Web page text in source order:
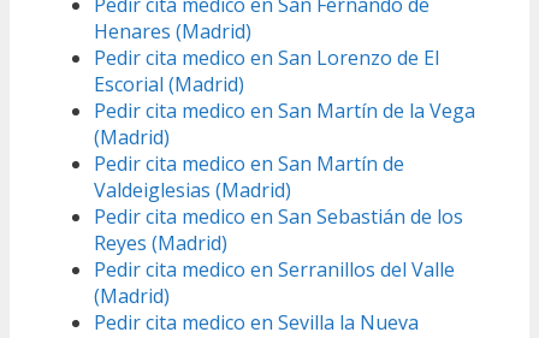
Henares (Madrid)
Pedir cita medico en San Lorenzo de El
Escorial (Madrid)
Pedir cita medico en San Martín de la Vega
(Madrid)
Pedir cita medico en San Martín de
Valdeiglesias (Madrid)
Pedir cita medico en San Sebastián de los
Reyes (Madrid)
Pedir cita medico en Serranillos del Valle
(Madrid)
Pedir cita medico en Sevilla la Nueva